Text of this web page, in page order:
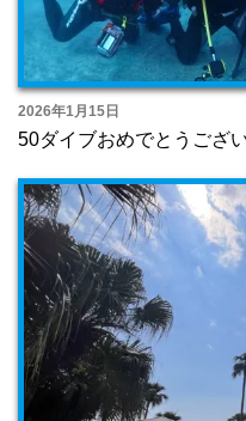
2026年1月15日
50ダイブおめでとうござ